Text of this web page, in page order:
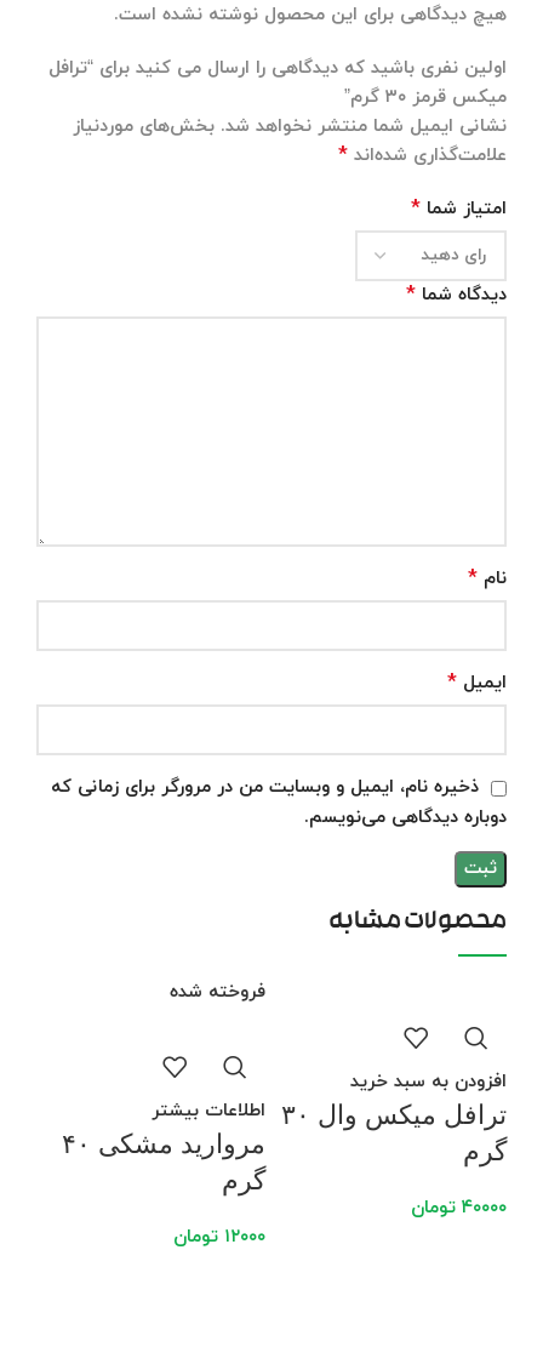
هیچ دیدگاهی برای این محصول نوشته نشده است.
اولین نفری باشید که دیدگاهی را ارسال می کنید برای “ترافل
میکس قرمز ۳۰ گرم”
نشانی ایمیل شما منتشر نخواهد شد. بخش‌های موردنیاز
علامت‌گذاری شده‌اند *
امتیاز شما *
دیدگاه شما *
نام *
ایمیل *
ذخیره نام، ایمیل و وبسایت من در مرورگر برای زمانی که
دوباره دیدگاهی می‌نویسم.
محصولات مشابه
افزودن به سبد خرید
ترافل میکس وال ۳۰
گرم
۴۰۰۰۰ تومان
فروخته شده
اطلاعات بیشتر
مروارید مشکی ۴۰
گرم
۱۲۰۰۰ تومان